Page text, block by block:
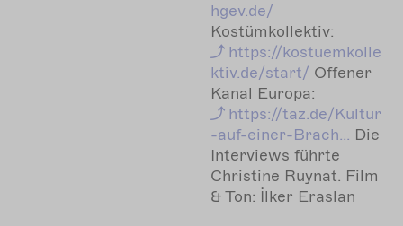
hgev.de/
Kostümkollektiv:
https://kostuemkolle
ktiv.de/start/ Offener
Kanal Europa:
https://taz.de/Kultur
-auf-einer-Brach... Die
Interviews führte
Christine Ruynat. Film
& Ton: İlker Eraslan